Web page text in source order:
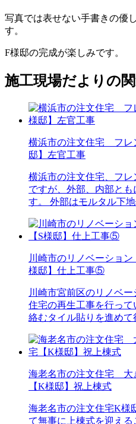
写真では表せない手書きの優
す。
F様邸の完成が楽しみです。
施工現場だよりの
横浜市の注文住宅 フレ
邸】左官工事
横浜市の注文住宅、フ
ですが、外部、内部と
す。 外部はモルタル下
川崎市のリノベーショ
様邸】仕上工事⑤
川崎市宮前区のリノベ
住宅の再生工事を行っ
絡むタイル貼りを進め
海老名市の注文住宅 大
【K様邸】祝上棟式
海老名市の注文住宅K様
て無事に上棟式を迎え